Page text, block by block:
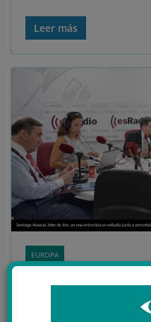
Leer más
EUROPA